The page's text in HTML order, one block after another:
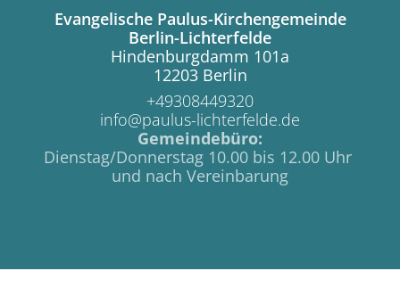
Evangelische Paulus-Kirchengemeinde
Berlin-Lichterfelde
Hindenburgdamm 101a
12203 Berlin
+49308449320
info@paulus-lichterfelde.de
Gemeindebüro:
Dienstag/Donnerstag 10.00 bis 12.00 Uhr
und nach Vereinbarung